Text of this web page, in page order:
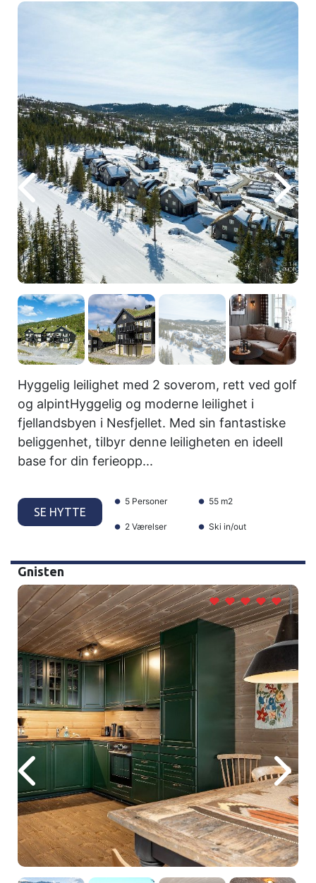
Hyggelig leilighet med 2 soverom, rett ved golf
og alpintHyggelig og moderne leilighet i
fjellandsbyen i Nesfjellet. Med sin fantastiske
beliggenhet, tilbyr denne leiligheten en ideell
base for din ferieopp...
SE HYTTE
5 Personer 55 m2
2 Værelser Ski in/out
Gnisten